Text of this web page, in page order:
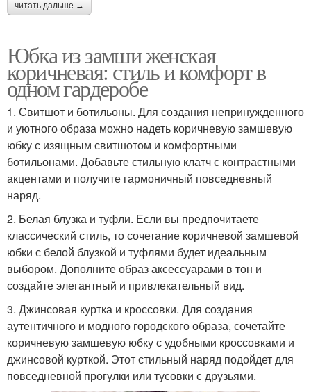
читать дальше →
Юбка из замши женская
коричневая: стиль и комфорт в
одном гардеробе
1. Свитшот и ботильоны. Для создания непринужденного
и уютного образа можно надеть коричневую замшевую
юбку с изящным свитшотом и комфортными
ботильонами. Добавьте стильную клатч с контрастными
акцентами и получите гармоничный повседневный
наряд.
2. Белая блузка и туфли. Если вы предпочитаете
классический стиль, то сочетание коричневой замшевой
юбки с белой блузкой и туфлями будет идеальным
выбором. Дополните образ аксессуарами в тон и
создайте элегантный и привлекательный вид.
3. Джинсовая куртка и кроссовки. Для создания
аутентичного и модного городского образа, сочетайте
коричневую замшевую юбку с удобными кроссовками и
джинсовой курткой. Этот стильный наряд подойдет для
повседневной прогулки или тусовки с друзьями.